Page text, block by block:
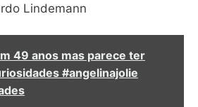
Lindemann
49 anos mas parece ter
#angelinajolie